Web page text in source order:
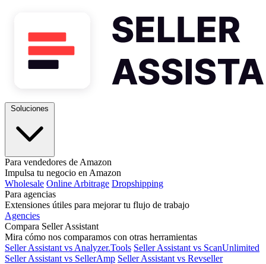
Para vendedores de Amazon
Impulsa tu negocio en Amazon
Wholesale Online Arbitrage Dropshipping
Para agencias
Extensiones útiles para mejorar tu flujo de trabajo
Agencies
Compara Seller Assistant
Mira cómo nos comparamos con otras herramientas
Seller Assistant vs Analyzer.Tools Seller Assistant vs ScanUnlimited
Seller Assistant vs SellerAmp Seller Assistant vs Revseller